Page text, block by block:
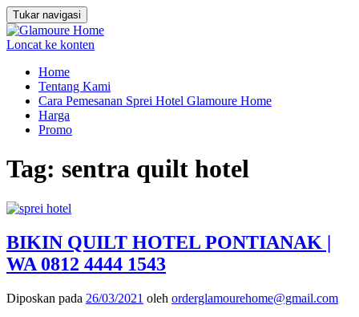
Tukar navigasi
Loncat ke konten
Home
Tentang Kami
Cara Pemesanan Sprei Hotel Glamoure Home
Harga
Promo
Tag: sentra quilt hotel
BIKIN QUILT HOTEL PONTIANAK |
WA 0812 4444 1543
Diposkan pada 26/03/2021 oleh orderglamourehome@gmail.com